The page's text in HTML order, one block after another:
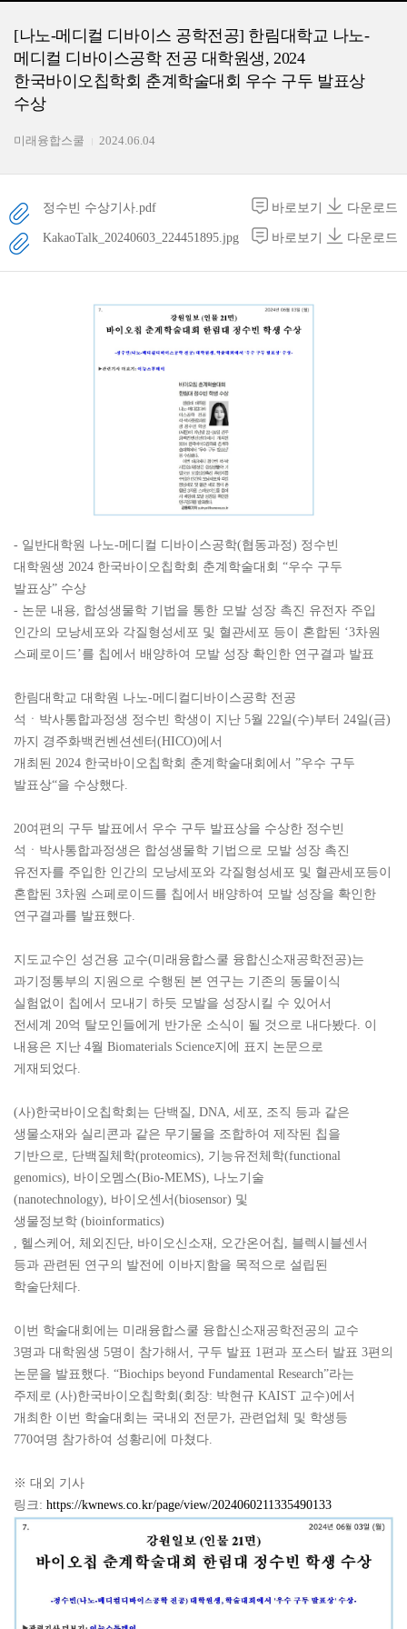
[나노-메디컬 디바이스 공학전공] 한림대학교 나노-
메디컬 디바이스공학 전공 대학원생, 2024
한국바이오칩학회 춘계학술대회 우수 구두 발표상
수상
미래융합스쿨 2024.06.04
정수빈 수상기사.pdf 바로보기 다운로드
KakaoTalk_20240603_224451895.jpg 바로보기 다운로드
- 일반대학원 나노-메디컬 디바이스공학(협동과정) 정수빈
대학원생 2024 한국바이오칩학회 춘계학술대회 “우수 구두
발표상” 수상
- 논문 내용, 합성생물학 기법을 통한 모발 성장 촉진 유전자 주입
인간의 모낭세포와 각질형성세포 및 혈관세포 등이 혼합된 ‘3차원
스페로이드’를 칩에서 배양하여 모발 성장 확인한 연구결과 발표
한림대학교 대학원 나노-메디컬디바이스공학 전공
석ㆍ박사통합과정생 정수빈 학생이 지난 5월 22일(수)부터 24일(금)
까지 경주화백컨벤션센터(HICO)에서
개최된 2024 한국바이오칩학회 춘계학술대회에서 ”우수 구두
발표상“을 수상했다.
20여편의 구두 발표에서 우수 구두 발표상을 수상한 정수빈
석ㆍ박사통합과정생은 합성생물학 기법으로 모발 성장 촉진
유전자를 주입한 인간의 모낭세포와 각질형성세포 및 혈관세포등이
혼합된 3차원 스페로이드를 칩에서 배양하여 모발 성장을 확인한
연구결과를 발표했다.
지도교수인 성건용 교수(미래융합스쿨 융합신소재공학전공)는
과기정통부의 지원으로 수행된 본 연구는 기존의 동물이식
실험없이 칩에서 모내기 하듯 모발을 성장시킬 수 있어서
전세계 20억 탈모인들에게 반가운 소식이 될 것으로 내다봤다. 이
내용은 지난 4월 Biomaterials Science지에 표지 논문으로
게재되었다.
(사)한국바이오칩학회는 단백질, DNA, 세포, 조직 등과 같은
생물소재와 실리콘과 같은 무기물을 조합하여 제작된 칩을
기반으로, 단백질체학(proteomics), 기능유전체학(functional
genomics), 바이오멤스(Bio-MEMS), 나노기술
(nanotechnology), 바이오센서(biosensor) 및
생물정보학 (bioinformatics)
, 헬스케어, 체외진단, 바이오신소재, 오간온어칩, 블렉시블센서
등과 관련된 연구의 발전에 이바지함을 목적으로 설립된
학술단체다.
이번 학술대회에는 미래융합스쿨 융합신소재공학전공의 교수
3명과 대학원생 5명이 참가해서, 구두 발표 1편과 포스터 발표 3편의
논문을 발표했다. “Biochips beyond Fundamental Research”라는
주제로 (사)한국바이오칩학회(회장: 박현규 KAIST 교수)에서
개최한 이번 학술대회는 국내외 전문가, 관련업체 및 학생등
770여명 참가하여 성황리에 마쳤다.
※ 대외 기사
링크: https://kwnews.co.kr/page/view/2024060211335490133